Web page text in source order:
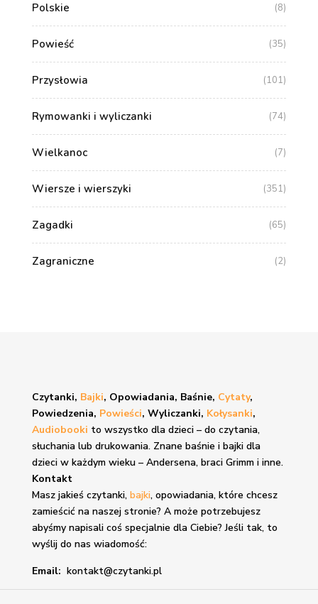
Polskie (8)
Powieść (35)
Przysłowia (101)
Rymowanki i wyliczanki (74)
Wielkanoc (7)
Wiersze i wierszyki (351)
Zagadki (65)
Zagraniczne (2)
Czytanki, Bajki, Opowiadania, Baśnie, Cytaty,
Powiedzenia, Powieści, Wyliczanki, Kołysanki,
Audiobooki to wszystko dla dzieci – do czytania,
słuchania lub drukowania. Znane baśnie i bajkidla
dzieci w każdym wieku – Andersena, braci Grimm i inne.
Kontakt
Masz jakieś czytanki, bajki, opowiadania, które chcesz
zamieścić na naszej stronie? A może potrzebujesz
abyśmy napisali coś specjalnie dla Ciebie? Jeśli tak, to
wyślij do nas wiadomość:
Email: kontakt@czytanki.pl